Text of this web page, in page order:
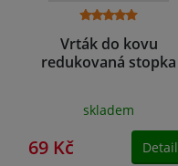
Vrták do kovu
redukovaná stopka
skladem
69 Kč Detail